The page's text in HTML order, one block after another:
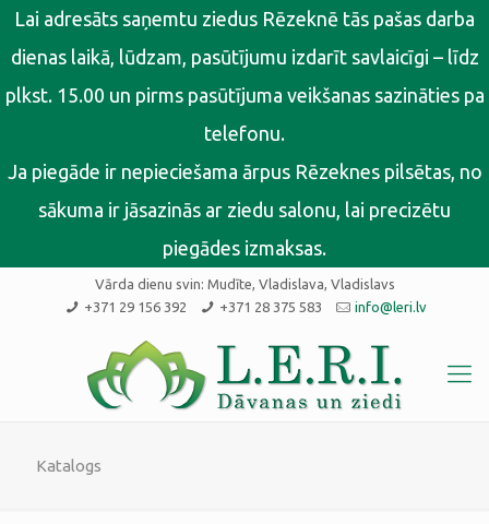
Lai adresāts saņemtu ziedus Rēzeknē tās pašas darba
dienas laikā, lūdzam, pasūtījumu izdarīt savlaicīgi – līdz
plkst. 15.00 un pirms pasūtījuma veikšanas sazināties pa
telefonu.
Ja piegāde ir nepieciešama ārpus Rēzeknes pilsētas, no
sākuma ir jāsazinās ar ziedu salonu, lai precizētu
piegādes izmaksas.
Vārda dienu svin: Mudīte, Vladislava, Vladislavs
+371 29 156 392
+371 28 375 583 info@leri.lv
Katalogs